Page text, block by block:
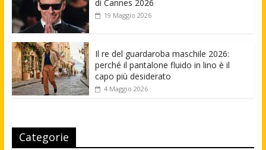
di Cannes 2026
19 Maggio 2026
Il re del guardaroba maschile 2026:
perché il pantalone fluido in lino è il
capo più desiderato
4 Maggio 2026
Categorie